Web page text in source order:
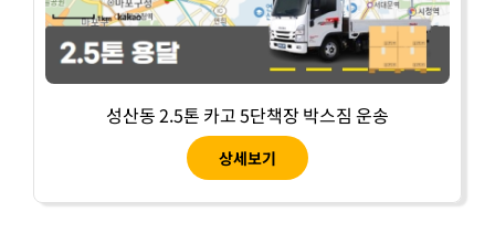
성산동 2.5톤 카고 5단책장 박스짐 운송
상세보기